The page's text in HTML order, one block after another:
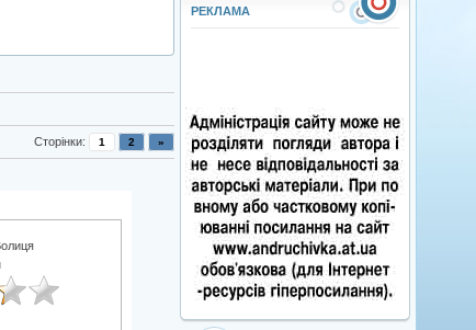
РЕКЛАМА
Сторінки: 1 2 »